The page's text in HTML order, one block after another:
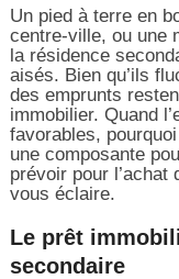
Un pied à terre en
centre-ville, ou une
la résidence
aisés. Bien qu’ils
des emprunts
immobilier. Quand
favorables,
une composante
prévoir pour l’achat
vous éclaire.
Le prêt
secondaire